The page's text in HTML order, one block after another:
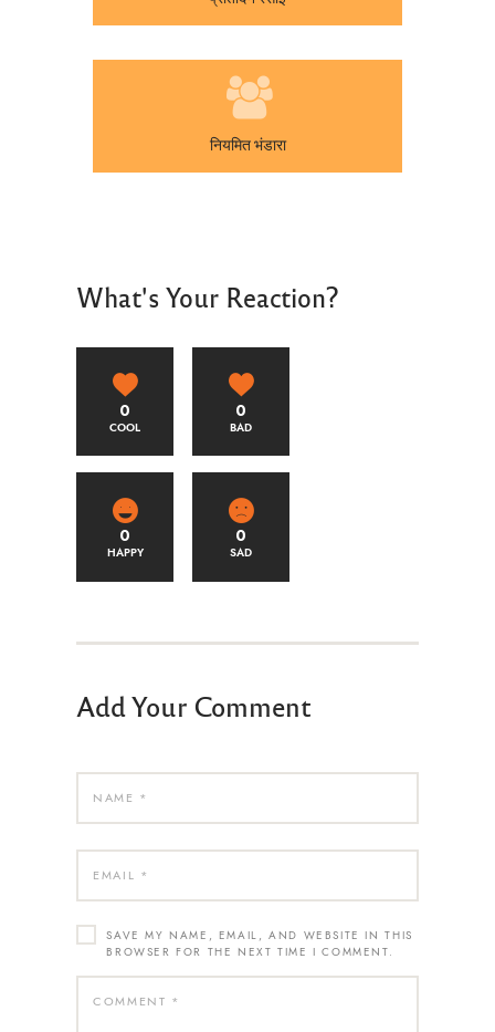
नियमित भंडारा
What's Your Reaction?
0
COOL
0
BAD
0
HAPPY
0
SAD
Add Your Comment
SAVE MY NAME, EMAIL, AND WEBSITE IN THIS
BROWSER FOR THE NEXT TIME I COMMENT.